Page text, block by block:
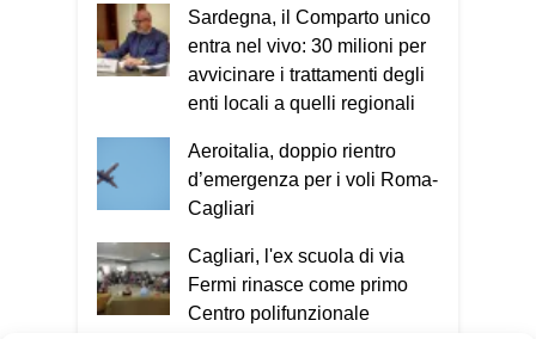
probabile che si tratti di una truffa. In
questi casi bisogna contattare un
familiare o chiamare il 112.Oggi le
truffe arrivano sempre più spesso
Esatto. Oggi il criminale non ha più un
volto e può colpire in qualsiasi
momento. Nel Vademecum non uso
termini tecnici, perché quello che conta
è capire il meccanismo: qualunque sia il
metodo utilizzato, l’obiettivo è sempre
entrare nella nostra vita e ottenere
Sardegna, il Comparto unico
entra nel vivo: 30 milioni per
avvicinare i trattamenti degli
enti locali a quelli regionali
Aeroitalia, doppio rientro
d’emergenza per i voli Roma-
Cagliari
Cagliari, l'ex scuola di via
Fermi rinasce come primo
Centro polifunzionale